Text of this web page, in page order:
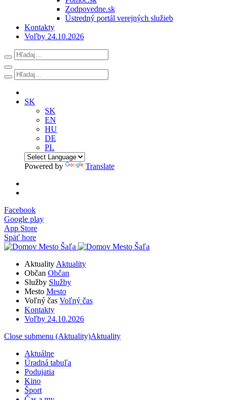
Zodpovedne.sk
Ústredný portál verejných služieb
Kontakty
Voľby 24.10.2026
SK
SK
EN
HU
DE
PL
Powered by Translate
Facebook
Google play
App Store
Späť hore
Aktuality Aktuality
Občan Občan
Služby Služby
Mesto Mesto
Voľný čas Voľný čas
Kontakty
Voľby 24.10.2026
Close submenu (Aktuality)Aktuality
Aktuálne
Úradná tabuľa
Podujatia
Kino
Šport